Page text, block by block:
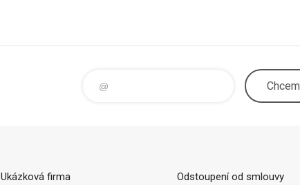
Chcem
Ukázková firma
Odstoupení od smlouvy